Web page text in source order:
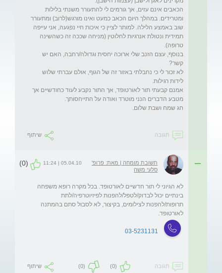
הכאבים אינם עזים, אך גורמים לי להתעורר משנתי בלילות
ומטרידים. במהלך היום הכאב כמעט ואינו מורגש(לרוב) ומתעורר
שוב באמצע הלילה. למותר לציין כי איכות חיי נפגעה, אני עייפה
תמידית ונטולת אנרגיות לחלוטין (מניחה שככה זה כשהשינה
בנוסף, עצם הזנב שלי ארוכה יחסית וגדולה/רחבה, האם יש
לא זכור לי כי נחבלתי באזור זה של הגוף, אולם עברתי שלוש
אמנם קבעתי תור לאורטופד, אך התור נקבע לעוד כחודשיים אך
תגובה שיתוף
תשובת מומחה | מאת: פרופ'
סלעי משה
05.04.10 | 11:24
(0)
לא הגיוני לי תור חדשיים לאורטופד. בכל מקרה רופא משפחה
בינתיים יכול לבדוק/לטפל/להפנות לפיזיוטרפיה/לתת
תרופות/להפנות לצילומים, בקיצור, לא לסבול סתם בהמתנה
לאורטופד.
03-5231131
תגובה (0)
(0) שיתוף